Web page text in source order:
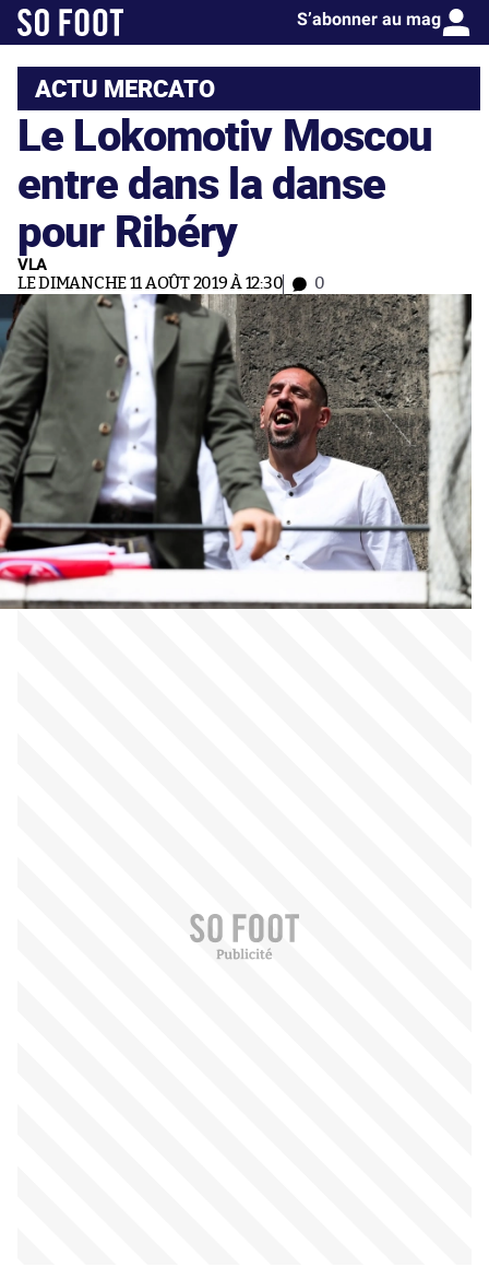
S’abonner au mag
ACTU MERCATO
Le Lokomotiv Moscou
entre dans la danse
pour Ribéry
VLA
LE DIMANCHE 11 AOÛT 2019 À 12:30 0